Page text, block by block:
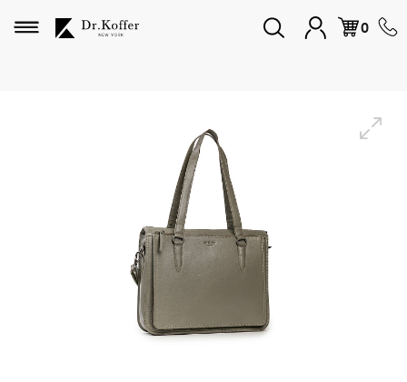
0
Избранное
Мужская коллекция
Женская коллекция
Подарки и сувениры